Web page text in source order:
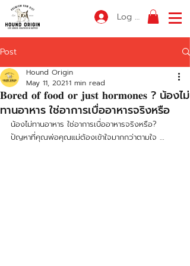
Log In
Post
𝐁𝐨𝐫𝐞𝐝 𝐨𝐟 𝐟𝐨𝐨𝐝 𝐨𝐫 𝐣𝐮𝐬𝐭 𝐡𝐨𝐫𝐦𝐨𝐧𝐞𝐬 ? น้องไม่
ทานอาหาร ใช่อาการเบื่ออาหารจริงหรือ
Hound Origin
May 11, 20211 min read
น้องไม่ทานอาหาร ใช่อาการเบื่ออาหารจริงหรือ?
ปัญหาที่คุณพ่อคุณแม่ต้องเข้าใจมากกว่าตามใจ …